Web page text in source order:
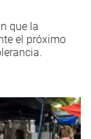
que la
el próximo